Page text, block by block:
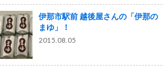
伊那市駅前 越後屋さんの「伊那の
まゆ」！
2015.08.05